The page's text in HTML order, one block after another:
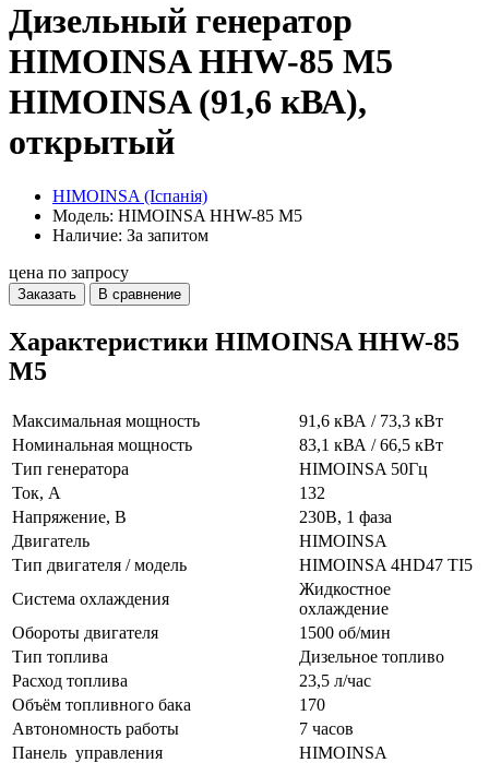
Дизельный генератор
HIMOINSA HHW-85 M5
HIMOINSA (91,6 кВА),
открытый
HIMOINSA (Іспанія)
Модель: HIMOINSA HHW-85 M5
Наличие: За запитом
цена по запросу
Заказать В сравнение
Характеристики HIMOINSA HHW-85
M5
Максимальная мощность
91,6 кВА / 73,3 кВт
Номинальная мощность
83,1 кВА / 66,5 кВт
Тип генератора
HIMOINSA 50Гц
Ток, А
132
Напряжение, В
230В, 1 фаза
Двигатель
HIMOINSA
Тип двигателя / модель
HIMOINSA 4HD47 TI5
Система охлаждения
Жидкостное
охлаждение
Обороты двигателя
1500 об/мин
Тип топлива
Дизельное топливо
Расход топлива
23,5 л/час
Объём топливного бака
170
Автономность работы
7 часов
Панель управления
HIMOINSA